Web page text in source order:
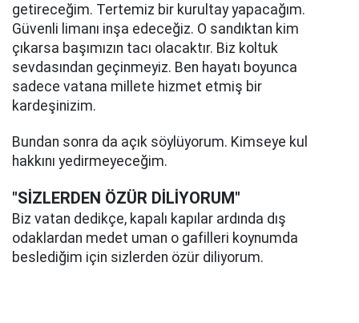
getireceğim. Tertemiz bir kurultay yapacağım.
Güvenli limanı inşa edeceğiz. O sandıktan kim
çıkarsa başımızın tacı olacaktır. Biz koltuk
sevdasından geçinmeyiz. Ben hayatı boyunca
sadece vatana millete hizmet etmiş bir
kardeşinizim.
Bundan sonra da açık söylüyorum. Kimseye kul
hakkını yedirmeyeceğim.
"SİZLERDEN ÖZÜR DİLİYORUM"
Biz vatan dedikçe, kapalı kapılar ardında dış
odaklardan medet uman o gafilleri koynumda
beslediğim için sizlerden özür diliyorum.